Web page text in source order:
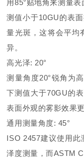
用85°贴地角来测量
测值小于10GU的表
量光斑，这将会平均
异。
高光泽: 20°
测量角度20°锐角为
下测值大于70GU的
表面外观的雾影效果更
通用测量角度: 45°
ISO 2457建议使用
泽度测量，而ASTM